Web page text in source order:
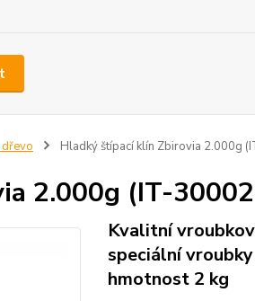
Hladký štípací klín Zbirovia 2.000g
2.000g (IT-
Kvalitní
speciální
hmotnost 2 kg